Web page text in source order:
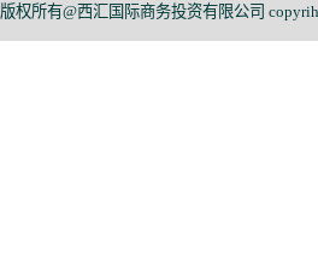
版权所有@西汇国际商务投资有限公司